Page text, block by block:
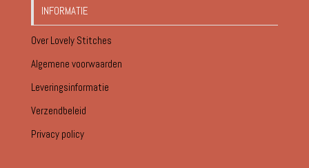
INFORMATIE
Over Lovely Stitches
Algemene voorwaarden
Leveringsinformatie
Verzendbeleid
Privacy policy